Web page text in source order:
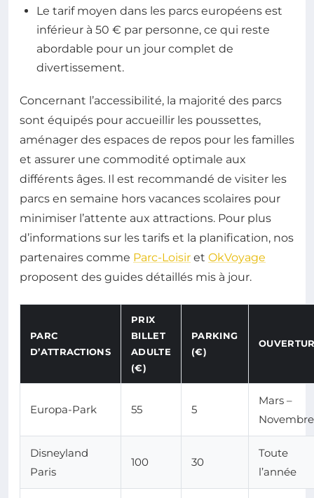
Le tarif moyen dans les parcs européens est
inférieur à 50 € par personne, ce qui reste
abordable pour un jour complet de
divertissement.
Concernant l’accessibilité, la majorité des parcs
sont équipés pour accueillir les poussettes,
aménager des espaces de repos pour les familles
et assurer une commodité optimale aux
différents âges. Il est recommandé de visiter les
parcs en semaine hors vacances scolaires pour
minimiser l’attente aux attractions. Pour plus
d’informations sur les tarifs et la planification, nos
partenaires comme Parc-Loisir et OkVoyage
proposent des guides détaillés mis à jour.
PARC
D’ATTRACTIONS
PRIX
BILLET
ADULTE
(€)
PARKING
(€)
Europa-Park 55 5
Mars –
Novembre
Disneyland
Paris
100 30
Toute
l’année